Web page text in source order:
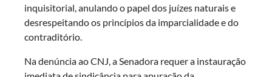
inquisitorial, anulando o papel dos juízes naturais e
desrespeitando os princípios da imparcialidade e do
contraditório.
Na denúncia ao CNJ, a Senadora requer a instauração